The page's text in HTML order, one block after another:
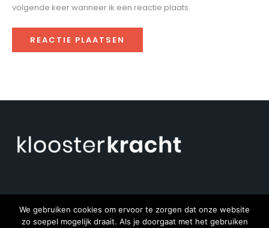
volgende keer wanneer ik een reactie plaats.
We gebruiken cookies om ervoor te zorgen dat onze website
zo soepel mogelijk draait. Als je doorgaat met het gebruiken